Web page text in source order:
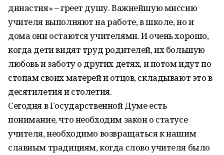
династия» – греет душу. Важнейшую миссию
учителя выполняют на работе, в школе, но и
дома они остаются учителями. И очень хорошо,
когда дети видят труд родителей, их большую
любовь и заботу о других детях, и потом идут по
стопам своих матерей и отцов, складывают это в
десятилетия и столетия.
Сегодня в Государственной Думе есть
понимание, что необходим закон о статусе
учителя, необходимо возвращаться к нашим
славным традициям, когда слово учителя было